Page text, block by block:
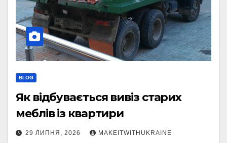
BLOG
Як відбувається вивіз старих
меблів із квартири
29 ЛИПНЯ, 2026 MAKEITWITHUKRAINE